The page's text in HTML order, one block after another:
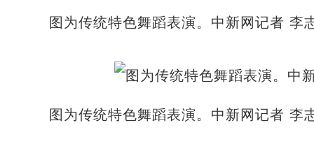
图为传统特色舞蹈表演。中新网记者 李
图为传统特色舞蹈表演。中新网记者 李